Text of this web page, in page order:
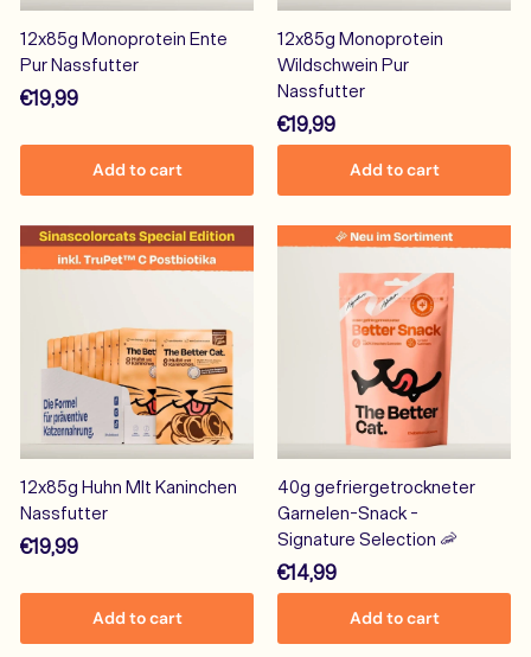
12x85g Monoprotein Ente
Pur Nassfutter
€19,99€
9
Add to cart
12x85g Monoprotein
Wildschwein Pur
Nassfutter
€19,99€
1
9
9
Add to cart
12x85g Huhn MIt Kaninchen
Nassfutter
€19,99€
Add to cart
40g gefriergetrockneter
Garnelen-Snack -
Signature Selection 🦐
€14,99€
1
Add to cart